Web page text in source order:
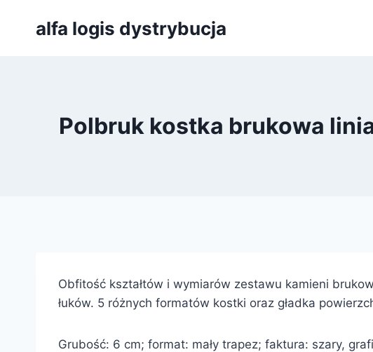
alfa logis dystrybucja
Polbruk kostka brukowa
Obfitość kształtów i wymiarów zestawu kamieni
łuków. 5 różnych formatów kostki oraz gładka
Grubość: 6 cm; format: mały trapez; faktura: szary,